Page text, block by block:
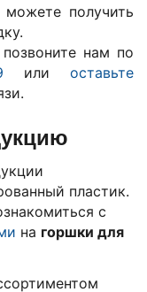
получить
нам по
или
оставьте
пластик.
с
на горшки для